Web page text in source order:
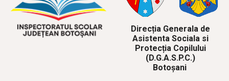
Direcția Generala de
Asistenta Sociala si
Protecția Copilului
(D.G.A.S.P.C.)
Botoșani